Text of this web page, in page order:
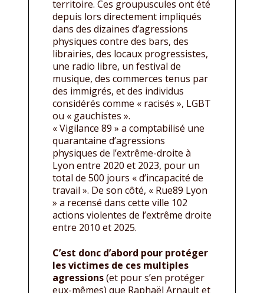
territoire. Ces groupuscules ont été
depuis lors directement impliqués
dans des dizaines d’agressions
physiques contre des bars, des
librairies, des locaux progressistes,
une radio libre, un festival de
musique, des commerces tenus par
des immigrés, et des individus
considérés comme « racisés », LGBT
ou « gauchistes ».
« Vigilance 89 » a comptabilisé une
quarantaine d’agressions
physiques de l’extrême-droite à
Lyon entre 2020 et 2023, pour un
total de 500 jours « d’incapacité de
travail ». De son côté, « Rue89 Lyon
» a recensé dans cette ville 102
actions violentes de l’extrême droite
entre 2010 et 2025.
C’est donc d’abord pour protéger
les victimes de ces multiples
agressions(et pour s’en protéger
eux-mêmes) que Raphaël Arnault et